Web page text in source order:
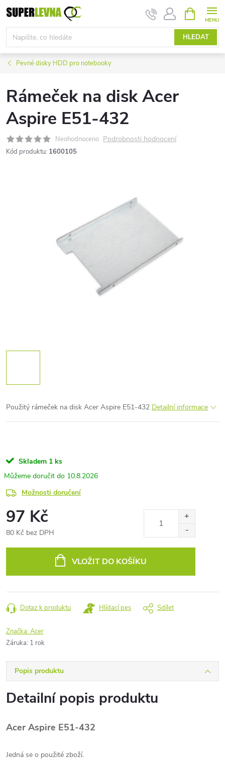
Přejít
na
obsah
HLEDAT
NÁKUPNÍ
KOŠÍK
Pevné disky HDD pro notebooky
Rámeček na disk Acer
Aspire E51-432
Neohodnoceno Podrobnosti hodnocení
Kód produktu: 1600105
Použitý rámeček na disk Acer Aspire E51-432 Detailní informace
Skladem 1 ks
10.8.2026
Možnosti doručení
97 Kč
80 Kč bez DPH
VLOŽIT DO KOŠÍKU
Dotaz k produktu Hlídací pes Sdílet
Značka:Acer
Záruka: 1 rok
Popis produktu
Detailní popis produktu
Acer Aspire E51-432
Jedná se o použité zboží.